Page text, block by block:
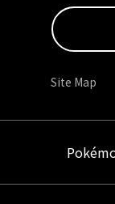
Site Map